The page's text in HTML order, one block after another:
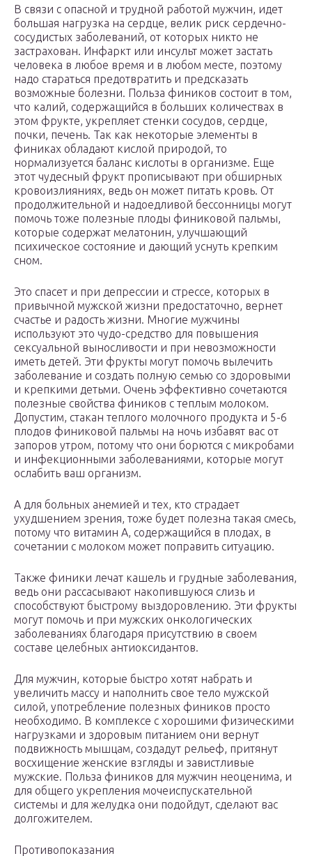
В связи с опасной и трудной работой мужчин, идет
большая нагрузка на сердце, велик риск сердечно-
сосудистых заболеваний, от которых никто не
застрахован. Инфаркт или инсульт может застать
человека в любое время и в любом месте, поэтому
надо стараться предотвратить и предсказать
возможные болезни. Польза фиников состоит в том,
что калий, содержащийся в больших количествах в
этом фрукте, укрепляет стенки сосудов, сердце,
почки, печень. Так как некоторые элементы в
финиках обладают кислой природой, то
нормализуется баланс кислоты в организме. Еще
этот чудесный фрукт прописывают при обширных
кровоизлияниях, ведь он может питать кровь. От
продолжительной и надоедливой бессонницы могут
помочь тоже полезные плоды финиковой пальмы,
которые содержат мелатонин, улучшающий
психическое состояние и дающий уснуть крепким
сном.
Это спасет и при депрессии и стрессе, которых в
привычной мужской жизни предостаточно, вернет
счастье и радость жизни. Многие мужчины
используют это чудо-средство для повышения
сексуальной выносливости и при невозможности
иметь детей. Эти фрукты могут помочь вылечить
заболевание и создать полную семью со здоровыми
и крепкими детьми. Очень эффективно сочетаются
полезные свойства фиников с теплым молоком.
Допустим, стакан теплого молочного продукта и 5-6
плодов финиковой пальмы на ночь избавят вас от
запоров утром, потому что они борются с микробами
и инфекционными заболеваниями, которые могут
ослабить ваш организм.
А для больных анемией и тех, кто страдает
ухудшением зрения, тоже будет полезна такая смесь,
потому что витамин А, содержащийся в плодах, в
сочетании с молоком может поправить ситуацию.
Также финики лечат кашель и грудные заболевания,
ведь они рассасывают накопившуюся слизь и
способствуют быстрому выздоровлению. Эти фрукты
могут помочь и при мужских онкологических
заболеваниях благодаря присутствию в своем
составе целебных антиоксидантов.
Для мужчин, которые быстро хотят набрать и
увеличить массу и наполнить свое тело мужской
силой, употребление полезных фиников просто
необходимо. В комплексе с хорошими физическими
нагрузками и здоровым питанием они вернут
подвижность мышцам, создадут рельеф, притянут
восхищение женские взгляды и завистливые
мужские. Польза фиников для мужчин неоценима, и
для общего укрепления мочеиспускательной
системы и для желудка они подойдут, сделают вас
долгожителем.
Противопоказания